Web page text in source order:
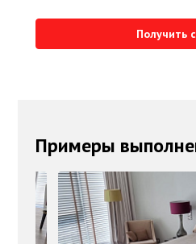
Получить
Примеры